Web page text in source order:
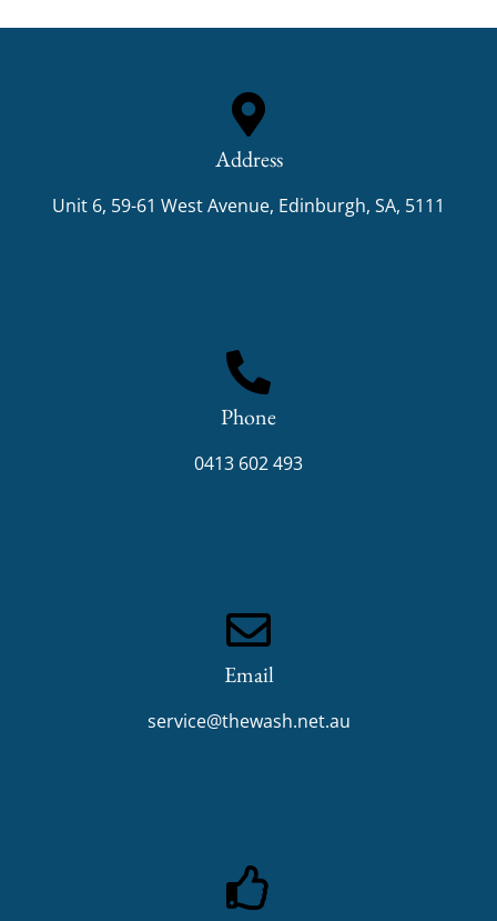
Address
Unit 6, 59-61 West Avenue, Edinburgh, SA, 5111
Phone
0413 602 493
Email
service@thewash.net.au